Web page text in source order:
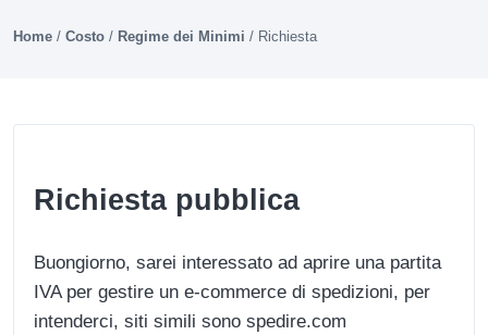
Home / Costo / Regime dei Minimi / Richiesta
Richiesta pubblica
Buongiorno, sarei interessato ad aprire una partita
IVA per gestire un e-commerce di spedizioni, per
intenderci, siti simili sono spedire.com